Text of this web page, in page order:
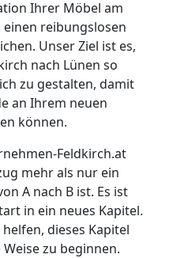
Ihrer Möbel am
reibungslosen
Unser Ziel ist es,
nach Lünen so
zu gestalten, damit
an Ihrem neuen
können.
Feldkirch.at
mehr als nur ein
A nach B ist. Es ist
in ein neues Kapitel.
dieses Kapitel
zu beginnen.